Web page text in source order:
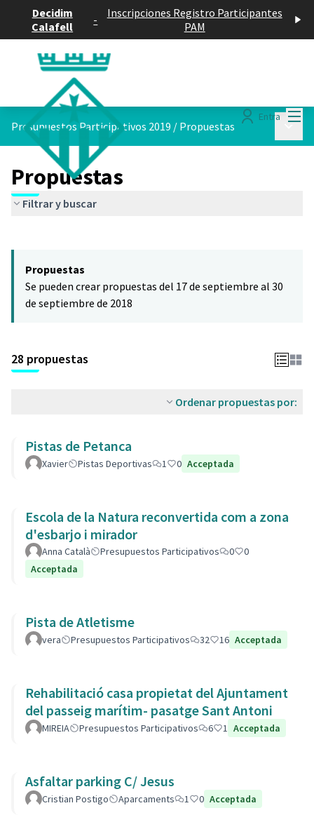
Decidim
Calafell
-
Inscripciones Registro Participantes
PAM
Entra
Presupuestos Participativos 2019 / Propuestas
Propuestas
Filtrar y buscar
−
Propuestas
Se pueden crear propuestas del 17 de septiembre al 30
de septiembre de 2018
28 propuestas
Ordenar propuestas por:
Pistas de Petanca
Xavier Pistas Deportivas 1 0 Acceptada
Escola de la Natura reconvertida com a zona
d'esbarjo i mirador
Anna Català Presupuestos Participativos 0
0
Acceptada
Pista de Atletisme
vera Presupuestos Participativos 32 16 Acceptada
Rehabilitació casa propietat del Ajuntament
del passeig marítim- pasatge Sant Antoni
MIREIA Presupuestos Participativos 6 1 Acceptada
Asfaltar parking C/ Jesus
Cristian Postigo Aparcaments 1 0 Acceptada